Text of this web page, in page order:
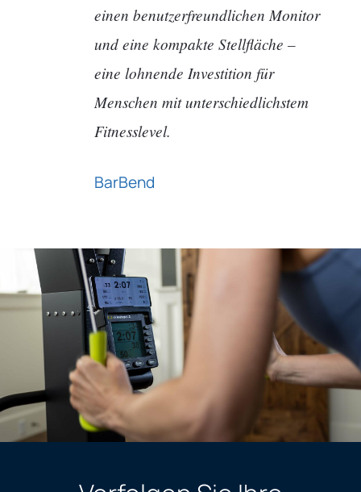
einen benutzerfreundlichen Monitor
und eine kompakte Stellfläche –
eine lohnende Investition für
Menschen mit unterschiedlichstem
Fitnesslevel.
BarBend